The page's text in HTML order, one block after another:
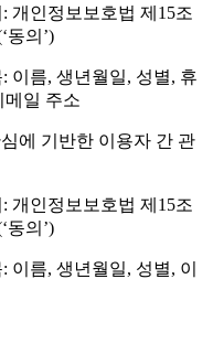
개인정보보호법 제15조
동의’)
이름, 생년월일, 성별, 휴
메일 주소
에 기반한 이용자 간 관
개인정보보호법 제15조
동의’)
이름, 생년월일, 성별, 이